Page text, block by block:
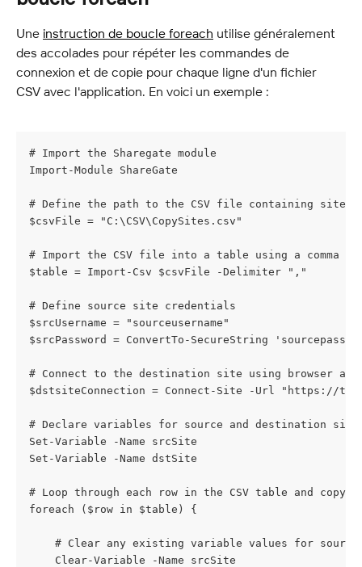
Une instruction de boucle foreach utilise généralement
des accolades pour répéter les commandes de
connexion et de copie pour chaque ligne d'un fichier
CSV avec l'application. En voici un exemple :
# Import the Sharegate module
Import-Module ShareGate
# Define the path to the CSV file containing site
$csvFile = "C:\CSV\CopySites.csv"
# Import the CSV file into a table using a comma
$table = Import-Csv $csvFile -Delimiter ","
# Define source site credentials
$srcUsername = "sourceusername"
$srcPassword = ConvertTo-SecureString
# Connect to the destination site using browser
$dstsiteConnection = Connect-Site -Url "https://
# Declare variables for source and destination
Set-Variable -Name srcSite
Set-Variable -Name dstSite
# Loop through each row in the CSV table and
foreach ($row in $table) {
# Clear any existing variable values for
    Clear-Variable -Name srcSite